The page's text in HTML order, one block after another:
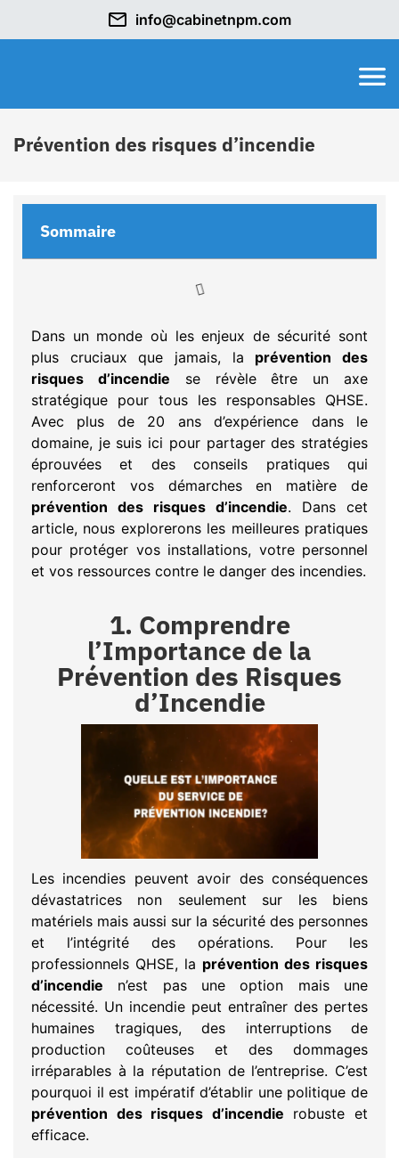
info@cabinetnpm.com
Prévention des risques d’incendie
Sommaire
Dans un monde où les enjeux de sécurité sont
plus cruciaux que jamais, la prévention des
risques d’incendie se révèle être un axe
stratégique pour tous les responsables QHSE.
Avec plus de 20 ans d’expérience dans le
domaine, je suis ici pour partager des stratégies
éprouvées et des conseils pratiques qui
renforceront vos démarches en matière de
prévention des risques d’incendie. Dans cet
article, nous explorerons les meilleures pratiques
pour protéger vos installations, votre personnel
et vos ressources contre le danger des incendies.
1. Comprendre
l’Importance de la
Prévention des Risques
d’Incendie
Les incendies peuvent avoir des conséquences
dévastatrices non seulement sur les biens
matériels mais aussi sur la sécurité des personnes
et l’intégrité des opérations. Pour les
professionnels QHSE, la prévention des risques
d’incendie n’est pas une option mais une
nécessité. Un incendie peut entraîner des pertes
humaines tragiques, des interruptions de
production coûteuses et des dommages
irréparables à la réputation de l’entreprise. C’est
pourquoi il est impératif d’établir une politique de
prévention des risques d’incendie robuste et
efficace.